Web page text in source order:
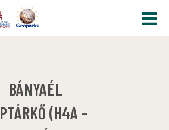
BÁNYAÉL
(H4A -